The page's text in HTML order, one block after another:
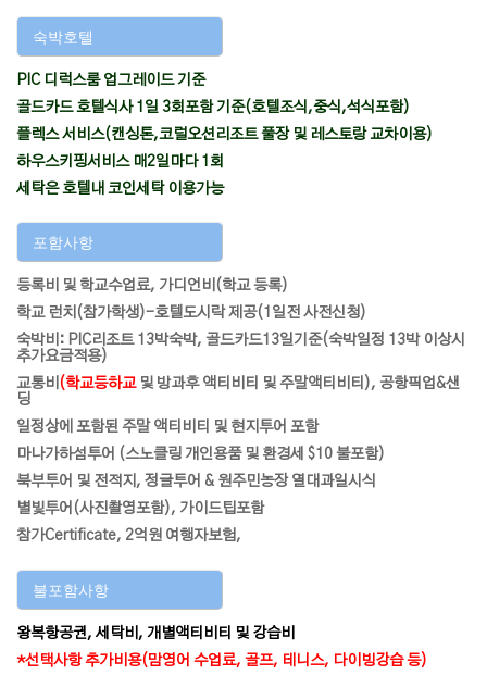
숙박호텔
PIC 디럭스룸 업그레이드 기준
골드카드 호텔식사 1일 3회포함 기준(호텔조식,중식,석식포함)
플렉스 서비스(캔싱톤,코럴오션리조트 풀장 및 레스토랑 교차이용)
하우스키핑서비스 매2일마다 1회
세탁은 호텔내 코인세탁 이용가능
포함사항
등록비 및 학교수업료, 가디언비(학교 등록)
학교 런치(참가학생)-호텔도시락 제공(1일전 사전신청)
숙박비: PIC리조트 13박숙박, 골드카드13일기준(숙박일정 13박 이상시
추가요금적용)
교통비 (학교등하교및 방과후 액티비티 및 주말액티비티), 공항픽업&샌
딩
일정상에 포함된 주말 액티비티 및 현지투어 포함
마나가하섬투어 (스노클링 개인용품 및 환경세 $10 불포함)
북부투어 및 전적지, 정글투어 & 원주민농장 열대과일시식
별빛투어(사진촬영포함), 가이드팁포함
참가Certificate, 2억원 여행자보험,
불포함사항
왕복항공권, 세탁비, 개별액티비티 및 강습비
*선택사항 추가비용(맘영어 수업료, 골프, 테니스, 다이빙강습 등)